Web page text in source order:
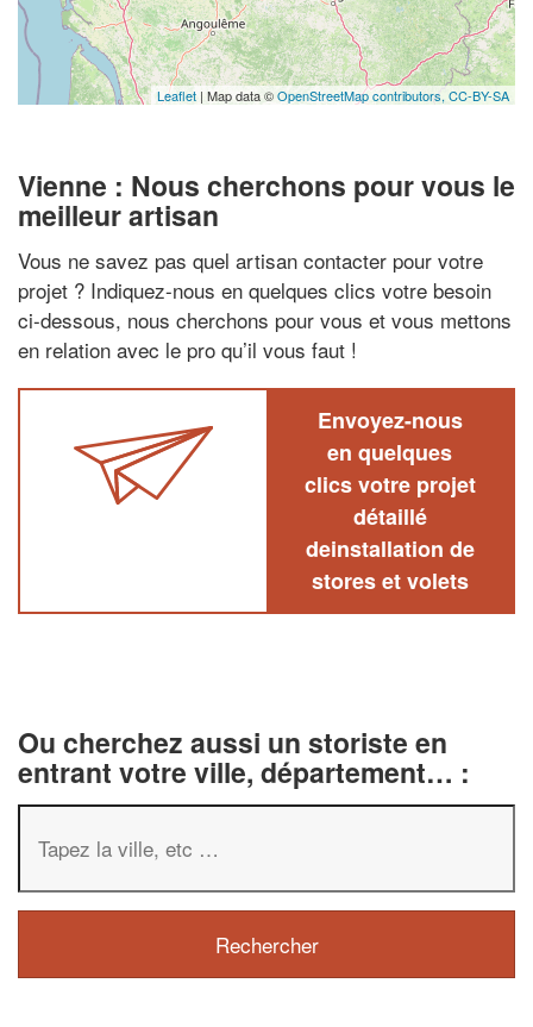
Leaflet | Map data ©OpenStreetMap contributors, CC-BY-SA
Vienne : Nous cherchons pour vous le
meilleur artisan
Vous ne savez pas quel artisan contacter pour votre
projet ? Indiquez-nous en quelques clics votre besoin
ci-dessous, nous cherchons pour vous et vous mettons
en relation avec le pro qu’il vous faut !
Envoyez-nous
en quelques
clics votre projet
détaillé
deinstallation de
stores et volets
Ou cherchez aussi un storiste en
entrant votre ville, département… :